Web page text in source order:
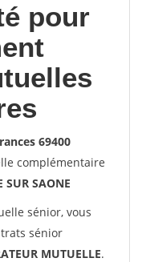
pour
69400
complémentaire
SUR SAONE
sénior, vous
sénior
MUTUELLE.